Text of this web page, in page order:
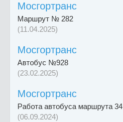
Мосгортранс
Маршрут № 282
(11.04.2025)
Мосгортранс
Автобус №928
(23.02.2025)
Мосгортранс
Работа автобуса маршрута 34
(06.09.2024)